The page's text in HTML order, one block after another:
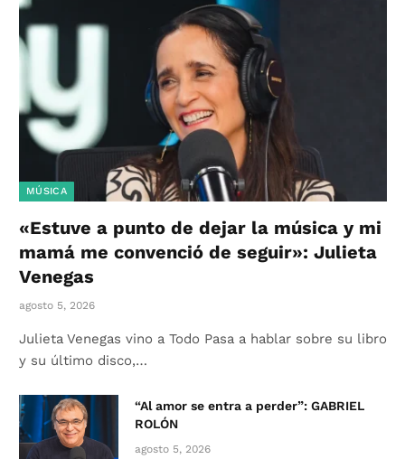
MÚSICA
«Estuve a punto de dejar la música y mi
mamá me convenció de seguir»: Julieta
Venegas
agosto 5, 2026
Julieta Venegas vino a Todo Pasa a hablar sobre su libro
y su último disco,…
“Al amor se entra a perder”: GABRIEL
ROLÓN
agosto 5, 2026